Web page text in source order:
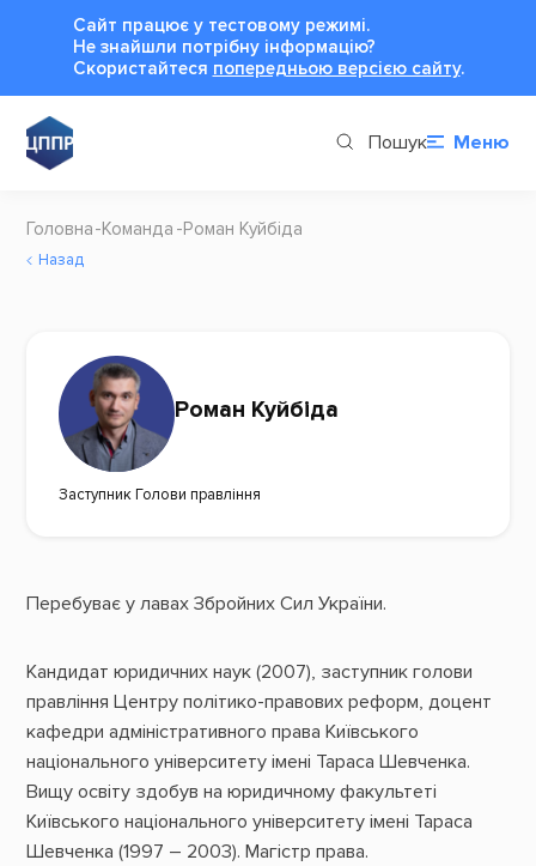
Сайт працює у тестовому режимі.
Не знайшли потрібну інформацію?
Cкористайтеся попередньою версією сайту.
Пошук Меню
Головна Команда Роман Куйбіда
Назад
Роман Куйбіда
Заступник Голови правління
Перебуває у лавах Збройних Сил України.
Кандидат юридичних наук (2007), заступник голови
правління Центру політико-правових реформ, доцент
кафедри адміністративного права Київського
національного університету імені Тараса Шевченка.
Вищу освіту здобув на юридичному факультеті
Київського національного університету імені Тараса
Шевченка (1997 – 2003). Магістр права.